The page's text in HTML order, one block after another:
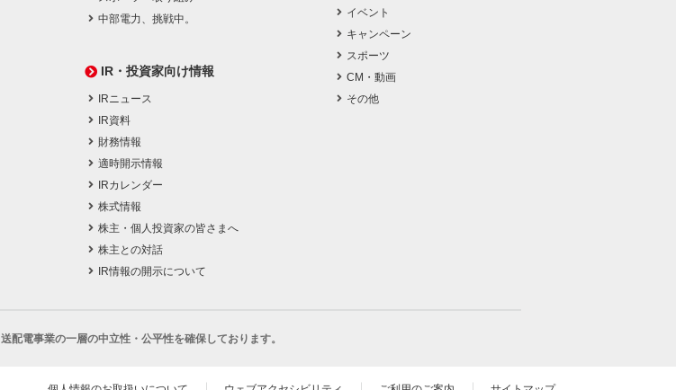
中部電力、挑戦中。
IR・投資家向け情報
IRニュース
IR資料
財務情報
適時開示情報
IRカレンダー
株式情報
株主・個人投資家の皆さまへ
株主との対話
IR情報の開示について
イベント
キャンペーン
スポーツ
CM・動画
その他
送配電事業の一層の中立性・公平性を確保しております。